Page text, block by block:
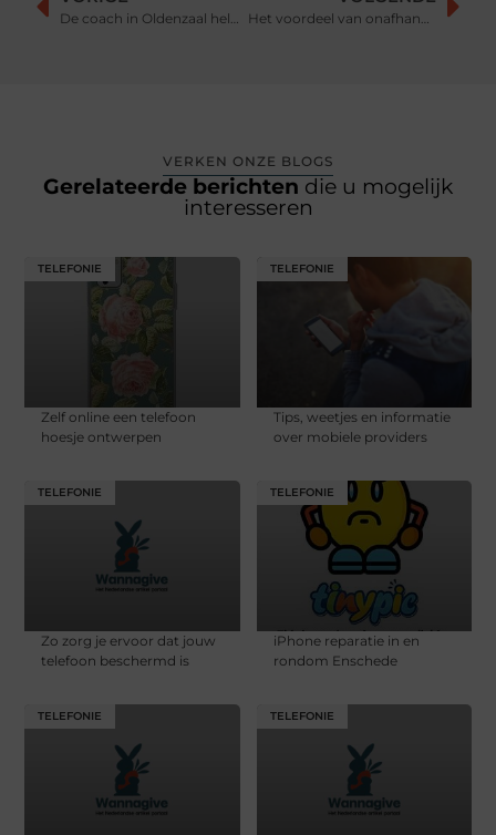
De coach in Oldenzaal helpt je op weg Het voordeel van onafhankelijk ICT-advies
VERKEN ONZE BLOGS
Gerelateerde berichten die u mogelijk
interesseren
TELEFONIE
Zelf online een telefoon
hoesje ontwerpen
TELEFONIE
Tips, weetjes en informatie
over mobiele providers
TELEFONIE
Zo zorg je ervoor dat jouw
telefoon beschermd is
TELEFONIE
iPhone reparatie in en
rondom Enschede
TELEFONIE TELEFONIE